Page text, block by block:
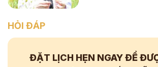
HỎI ĐÁP
ĐẶT LỊCH HẸN NGAYĐỂ